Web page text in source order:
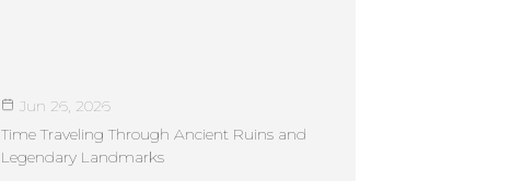
Jun 26, 2026
Time Traveling Through Ancient Ruins and
Legendary Landmarks